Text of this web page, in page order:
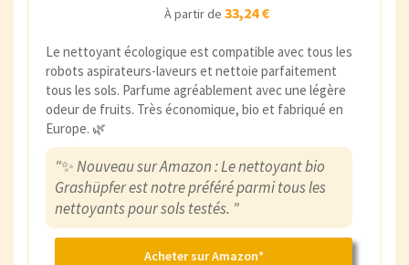
À partir de 33,24 €
Le nettoyant écologique est compatible avec tous les
robots aspirateurs-laveurs et nettoie parfaitement
tous les sols. Parfume agréablement avec une légère
odeur de fruits. Très économique, bio et fabriqué en
Europe. 🌿
"✨Nouveau sur Amazon : Le nettoyant bio
Grashüpfer est notre préféré parmi tous les
nettoyants pour sols testés. "
Acheter sur Amazon*